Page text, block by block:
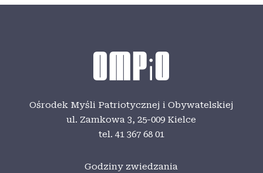
Ośrodek Myśli Patriotycznej i Obywatelskiej
ul. Zamkowa 3,25-009 Kielce
tel. 41 367 68 01
Godziny zwiedzania